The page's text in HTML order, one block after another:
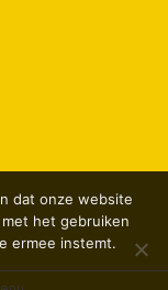
dat onze website
het gebruiken
ermee instemt.